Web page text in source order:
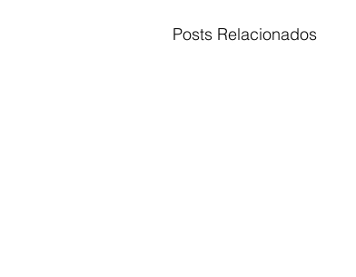
Posts Relacionados